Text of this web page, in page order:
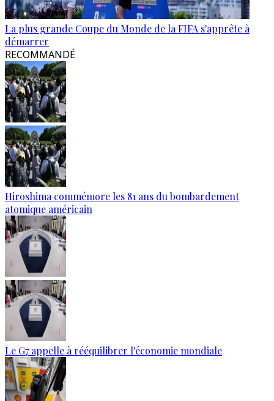
La plus grande Coupe du Monde de la FIFA s'apprête à
démarrer
RECOMMANDÉ
Hiroshima commémore les 81 ans du bombardement
atomique américain
Le G7 appelle à rééquilibrer l'économie mondiale